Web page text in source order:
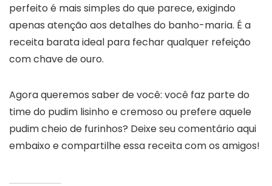
perfeito é mais simples do que parece, exigindo
apenas atenção aos detalhes do banho-maria. É a
receita barata ideal para fechar qualquer refeição
com chave de ouro.
Agora queremos saber de você: você faz parte do
time do pudim lisinho e cremoso ou prefere aquele
pudim cheio de furinhos? Deixe seu comentário aqui
embaixo e compartilhe essa receita com os amigos!